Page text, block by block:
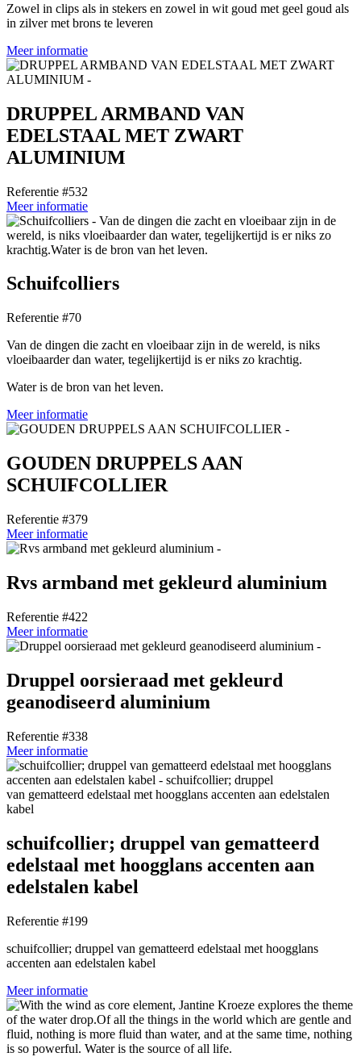
Zowel in clips als in stekers en zowel in wit goud met geel goud als
in zilver met brons te leveren
Meer informatie
DRUPPEL ARMBAND VAN
EDELSTAAL MET ZWART
ALUMINIUM
Referentie #532
Meer informatie
Schuifcolliers
Referentie #70
Van de dingen die zacht en vloeibaar zijn in de wereld, is niks
vloeibaarder dan water, tegelijkertijd is er niks zo krachtig.
Water is de bron van het leven.
Meer informatie
GOUDEN DRUPPELS AAN
SCHUIFCOLLIER
Referentie #379
Meer informatie
Rvs armband met gekleurd aluminium
Referentie #422
Meer informatie
Druppel oorsieraad met gekleurd
geanodiseerd aluminium
Referentie #338
Meer informatie
schuifcollier; druppel van gematteerd
edelstaal met hoogglans accenten aan
edelstalen kabel
Referentie #199
schuifcollier; druppel van gematteerd edelstaal met hoogglans
accenten aan edelstalen kabel
Meer informatie